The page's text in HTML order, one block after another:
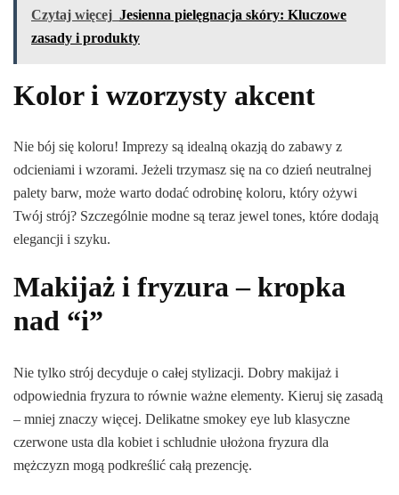
Czytaj więcej Jesienna pielęgnacja skóry: Kluczowe
zasady i produkty
Kolor i wzorzysty akcent
Nie bój się koloru! Imprezy są idealną okazją do zabawy z
odcieniami i wzorami. Jeżeli trzymasz się na co dzień neutralnej
palety barw, może warto dodać odrobinę koloru, który ożywi
Twój strój? Szczególnie modne są teraz jewel tones, które dodają
elegancji i szyku.
Makijaż i fryzura – kropka
nad “i”
Nie tylko strój decyduje o całej stylizacji. Dobry makijaż i
odpowiednia fryzura to równie ważne elementy. Kieruj się zasadą
– mniej znaczy więcej. Delikatne smokey eye lub klasyczne
czerwone usta dla kobiet i schludnie ułożona fryzura dla
mężczyzn mogą podkreślić całą prezencję.